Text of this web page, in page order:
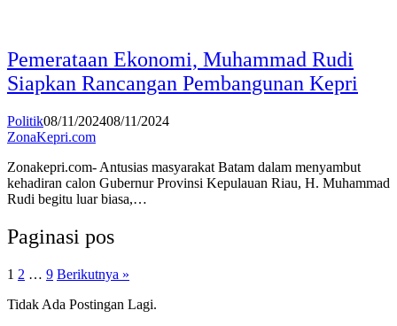
Pemerataan Ekonomi, Muhammad Rudi
Siapkan Rancangan Pembangunan Kepri
Politik08/11/202408/11/2024
ZonaKepri.com
Zonakepri.com- Antusias masyarakat Batam dalam menyambut
kehadiran calon Gubernur Provinsi Kepulauan Riau, H. Muhammad
Rudi begitu luar biasa,…
Paginasi pos
1 2 … 9 Berikutnya »
Tidak Ada Postingan Lagi.